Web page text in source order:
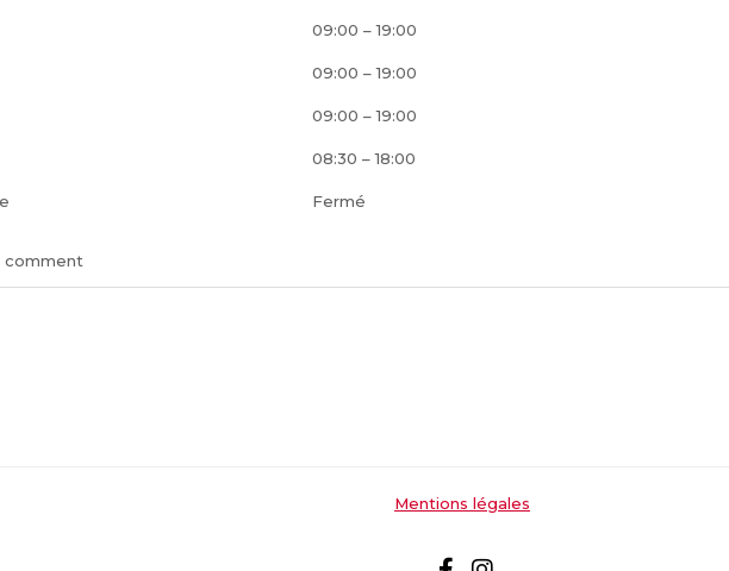
09:00 – 19:00
09:00 – 19:00
09:00 – 19:00
08:30 – 18:00
Fermé
comment
Mentions légales